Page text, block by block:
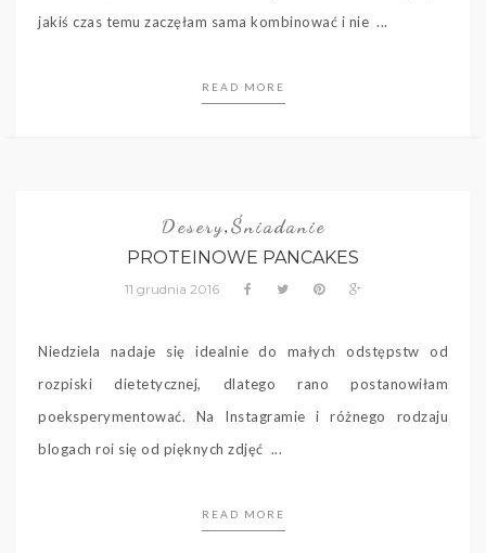
jakiś czas temu zaczęłam sama kombinować i nie ...
READ MORE
Desery, Śniadanie
PROTEINOWE PANCAKES
11 grudnia 2016
Niedziela nadaje się idealnie do małych odstępstw od
rozpiski dietetycznej, dlatego rano postanowiłam
poeksperymentować. Na Instagramie i różnego rodzaju
blogach roi się od pięknych zdjęć ...
READ MORE